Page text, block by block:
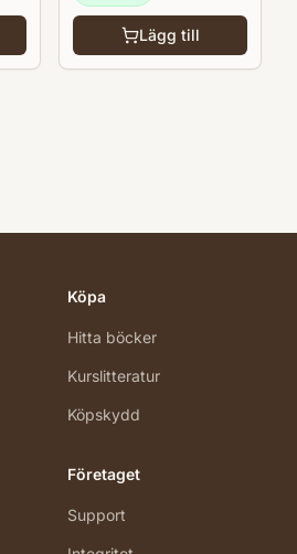
Lägg till
Köpa
Hitta böcker
Kurslitteratur
Köpskydd
Företaget
Support